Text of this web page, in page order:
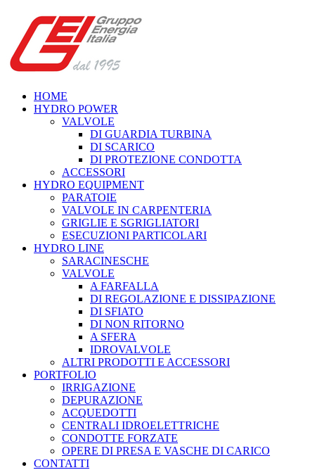
HOME
HYDRO POWER
VALVOLE
DI GUARDIA TURBINA
DI SCARICO
DI PROTEZIONE CONDOTTA
ACCESSORI
HYDRO EQUIPMENT
PARATOIE
VALVOLE IN CARPENTERIA
GRIGLIE E SGRIGLIATORI
ESECUZIONI PARTICOLARI
HYDRO LINE
SARACINESCHE
VALVOLE
A FARFALLA
DI REGOLAZIONE E DISSIPAZIONE
DI SFIATO
DI NON RITORNO
A SFERA
IDROVALVOLE
ALTRI PRODOTTI E ACCESSORI
PORTFOLIO
IRRIGAZIONE
DEPURAZIONE
ACQUEDOTTI
CENTRALI IDROELETTRICHE
CONDOTTE FORZATE
OPERE DI PRESA E VASCHE DI CARICO
CONTATTI